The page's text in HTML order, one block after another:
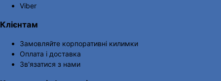
Viber
Клієнтам
Замовляйте корпоративні килимки
Оплата і доставка
Зв'язатися з нами